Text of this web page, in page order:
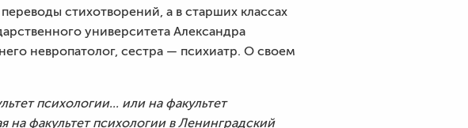
стихотворений, а в старших классах
университета Александра
невропатолог, сестра — психиатр. О своем
психологии... или на факультет
на факультет психологии в Ленинградский